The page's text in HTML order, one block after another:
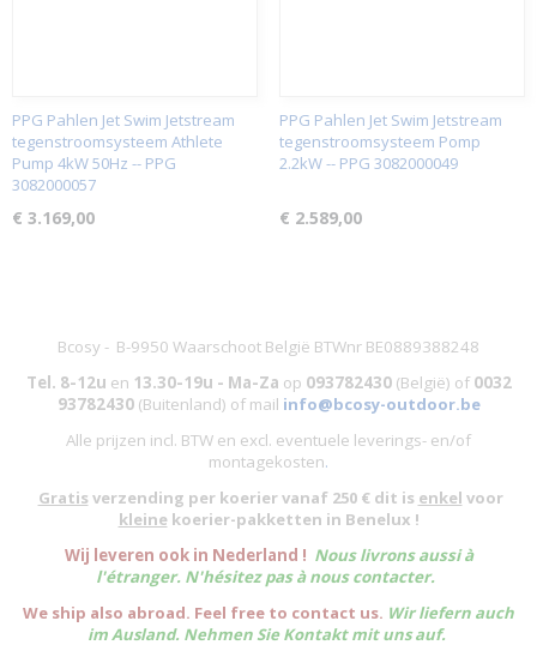
PPG Pahlen Jet Swim Jetstream
tegenstroomsysteem Athlete
Pump 4kW 50Hz -- PPG
3082000057
€ 3.169,00
PPG Pahlen Jet Swim Jetstream
tegenstroomsysteem Pomp
2.2kW -- PPG 3082000049
€ 2.589,00
Bcosy - B-9950 Waarschoot België BTWnr BE0889388248
Tel. 8-12u en 13.30-19u - Ma-Za op 093782430(België) of 0032
93782430(Buitenland) of mail info@bcosy-outdoor.be
Alle prijzen incl. BTW en excl. eventuele leverings- en/of
montagekosten.
Gratis verzending per koerier vanaf 250 € dit is enkel voor
kleinekoerier-pakketten in Benelux !
Wij leveren ook in Nederland ! Nous livrons aussi à
l'étranger. N'hésitez pas à nous contacter.
We ship also abroad. Feel free to contact us. Wir liefern auch
im Ausland. Nehmen Sie Kontakt mit uns auf.